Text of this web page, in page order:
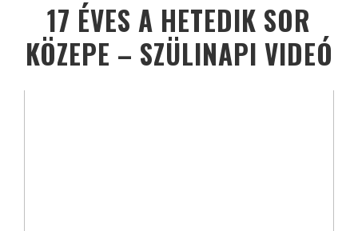
17 ÉVES A HETEDIK SOR
KÖZEPE – SZÜLINAPI VIDEÓ